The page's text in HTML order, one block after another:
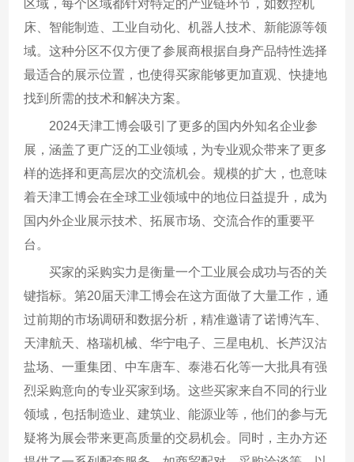
区域，每个区域都针对特定的产业链环节，如数控机
床、智能制造、工业自动化、机器人技术、新能源等领
域。这种分区不仅方便了参展商根据自身产品特性选择
最适合的展示位置，也使得买家能够更加直观、快捷地
找到所需的技术和解决方案。
2024天津工博会吸引了更多的国内外知名企业参
展，涵盖了更广泛的工业领域，为专业观众带来了更多
样的选择和更高层次的交流机会。规模的扩大，也意味
着天津工博会在全球工业领域中的地位日益提升，成为
国内外企业展示技术、拓展市场、交流合作的重要平
台。
买家的采购实力是衡量一个工业展会成功与否的关
键指标。第20届天津工博会在这方面做了大量工作，通
过前期的市场调研和数据分析，精准邀请了诺博汽车、
天津航天、格瑞机械、华宁电子、三星电机、长芦汉沽
盐场、一重集团、中车唐车、泰港石化等一大批具有强
烈采购意向的专业买家到场。这些买家来自不同的行业
领域，包括制造业、建筑业、能源业等，他们的参与无
疑将为展会带来更高质量的交易机会。同时，主办方还